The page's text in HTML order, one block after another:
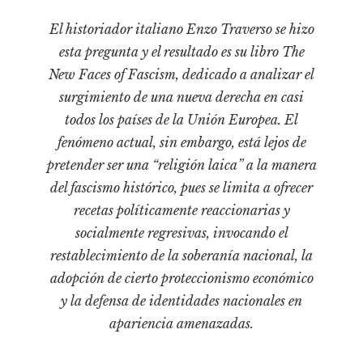
Medioambiente
Narrativas visuales
Pensamiento
Pensamiento ilustrado
Personajes secundarios
Política
Turismo accidental
Vidas paralelas
El historiador italiano Enzo Traverso se hizo
esta pregunta y el resultado es su libro The
New Faces of Fascism, dedicado a analizar el
surgimiento de una nueva derecha en casi
todos los países de la Unión Europea. El
fenómeno actual, sin embargo, está lejos de
pretender ser una “religión laica” a la manera
del fascismo histórico, pues se limita a ofrecer
recetas políticamente reaccionarias y
socialmente regresivas, invocando el
restablecimiento de la soberanía nacional, la
adopción de cierto proteccionismo económico
y la defensa de identidades nacionales en
apariencia amenazadas.